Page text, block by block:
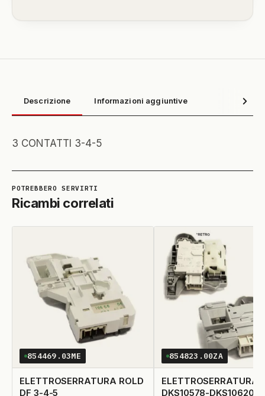
Descrizione Informazioni aggiuntive
3 CONTATTI 3-4-5
Ricambi correlati
854469.03ME
ELETTROSERRATURA ROLD
DF 3-4-5
854823.00ZA
ELETTROSERRATURA
DKS10578-DKS10620